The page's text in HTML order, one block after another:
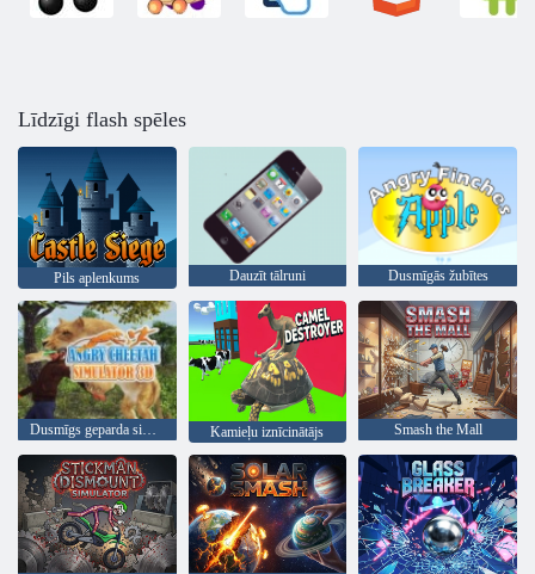
Līdzīgi flash spēles
Pils aplenkums Dauzīt tālruni Dusmīgās žubītes
Dusmīgs geparda simulators 3D Kamieļu iznīcinātājs Smash the Mall